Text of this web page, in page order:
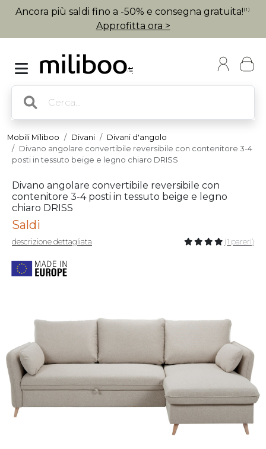
Ancora più saldi fino a -50% e consegna gratuita! (1)
Approfitta ora >
Mobili Miliboo Divani
Divani d'angolo
Divano angolare convertibile reversibile con contenitore 3-4
posti in tessuto beige e legno chiaro DRISS
Divano angolare convertibile reversibile con
contenitore 3-4 posti in tessuto beige e legno
chiaro DRISS
Saldi
descrizione dettagliata (1 pareri)